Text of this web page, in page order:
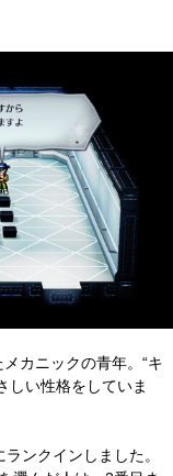
カニックの青年。“キ
しい性格をしていま
ンクインしました。